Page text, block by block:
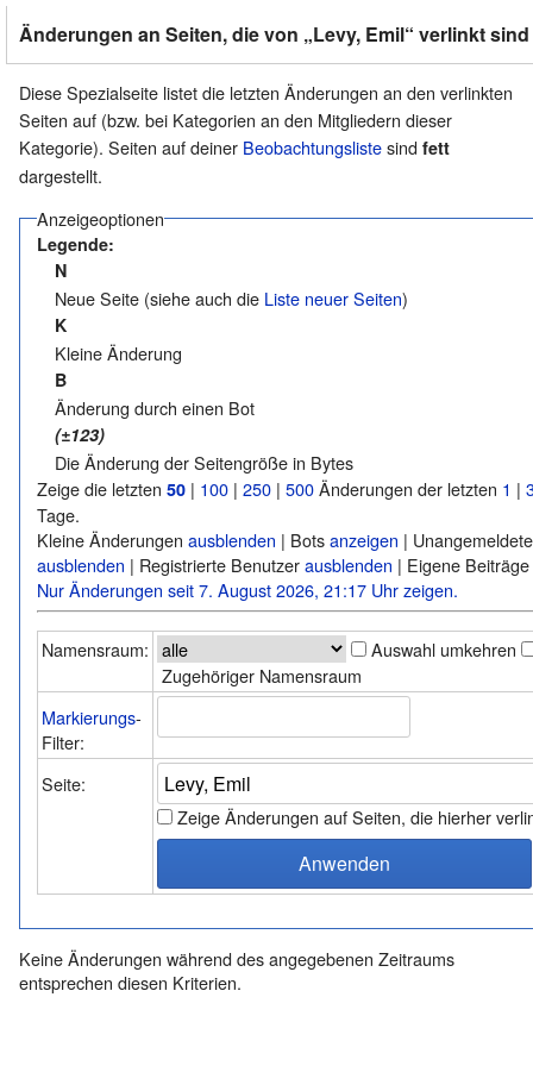
Änderungen an Seiten, die von „Levy, Emil“ verlinkt sind
Diese Spezialseite listet die letzten Änderungen an den verlinkten
Seiten auf (bzw. bei Kategorien an den Mitgliedern dieser
Kategorie). Seiten auf deiner Beobachtungslistesind fett
dargestellt.
Anzeigeoptionen
Legende:
N
Neue Seite (siehe auch die Liste neuer Seiten)
K
Kleine Änderung
B
Änderung durch einen Bot
(±123)
Die Änderung der Seitengröße in Bytes
Zeige die letzten50 | 100 |250 |500Änderungen der letzten 1 |
Tage.
Kleine Änderungenausblenden | Botsanzeigen |
ausblenden | Registrierte Benutzerausblenden | Eigene
Nur Änderungen seit 7. August 2026, 21:17 Uhr zeigen.
Namensraum:
Auswahl umkehren
Zugehöriger Namensraum
Markierungs-
Filter:
Seite:
Zeige Änderungen auf Seiten, die hierher
Keine Änderungen während des angegebenen Zeitraums
entsprechen diesen Kriterien.